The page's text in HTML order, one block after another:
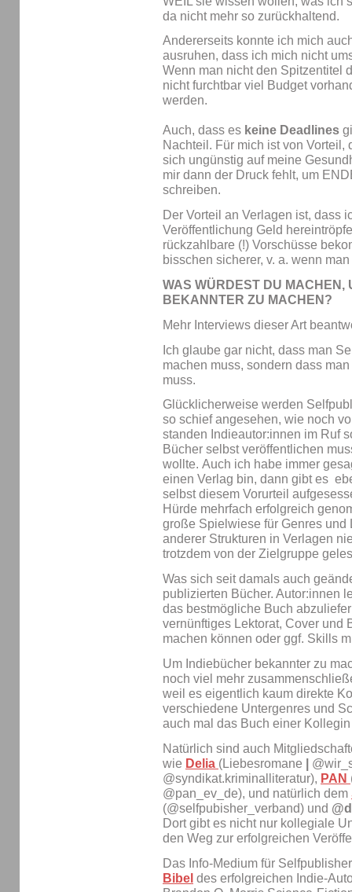
da nicht mehr so zurückhaltend.
Andererseits konnte ich mich
ausruhen, dass ich mich nicht
Wenn man nicht den Spitzentitel
nicht furchtbar viel Budget
werden.
Auch, dass es keine Deadlines
Nachteil. Für mich ist von
sich ungünstig auf meine
mir dann der Druck fehlt, um
schreiben.
Der Vorteil an Verlagen ist, dass
Veröffentlichung Geld
rückzahlbare (!) Vorschüsse
bisschen sicherer, v. a. wenn
WAS WÜRDEST DU MACHEN,
BEKANNTER ZU MACHEN?
Mehr Interviews dieser Art
Ich glaube gar nicht, dass man
machen muss, sondern dass
muss.
Glücklicherweise werden
so schief angesehen, wie noch
standen Indieautor:innen im Ruf
Bücher selbst veröffentlichen
wollte. Auch ich habe immer
einen Verlag bin, dann gibt es
selbst diesem Vorurteil
Hürde mehrfach erfolgreich
große Spielwiese für Genres und
anderer Strukturen in Verlagen
trotzdem von der Zielgruppe
Was sich seit damals auch
publizierten Bücher. Autor:innen
das bestmögliche Buch
vernünftiges Lektorat, Cover und
machen können oder ggf. Skills
Um Indiebücher bekannter zu
noch viel mehr
weil es eigentlich kaum direkte
verschiedene Untergenres und
auch mal das Buch einer
Natürlich sind auch
wie Delia (Liebesromane
@syndikat.kriminalliteratur), PAN
@pan_ev_de), und natürlich dem
(@selfpubisher_verband) und
Dort gibt es nicht nur kollegiale
den Weg zur erfolgreichen
Das Info-Medium für
Bibel des erfolgreichen Indie-